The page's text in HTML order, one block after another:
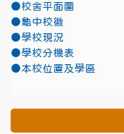
●校舍平面圖
●龜中校徽
●學校現況
●學校分機表
●本校位置及學區